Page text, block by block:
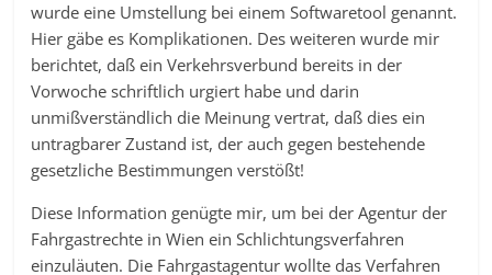
wurde eine Umstellung bei einem Softwaretool genannt.
Hier gäbe es Komplikationen. Des weiteren wurde mir
berichtet, daß ein Verkehrsverbund bereits in der
Vorwoche schriftlich urgiert habe und darin
unmißverständlich die Meinung vertrat, daß dies ein
untragbarer Zustand ist, der auch gegen bestehende
gesetzliche Bestimmungen verstößt!
Diese Information genügte mir, um bei der Agentur der
Fahrgastrechte in Wien ein Schlichtungsverfahren
einzuläuten. Die Fahrgastagentur wollte das Verfahren